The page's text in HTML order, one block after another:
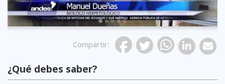
Compartir:
¿Qué debes saber?